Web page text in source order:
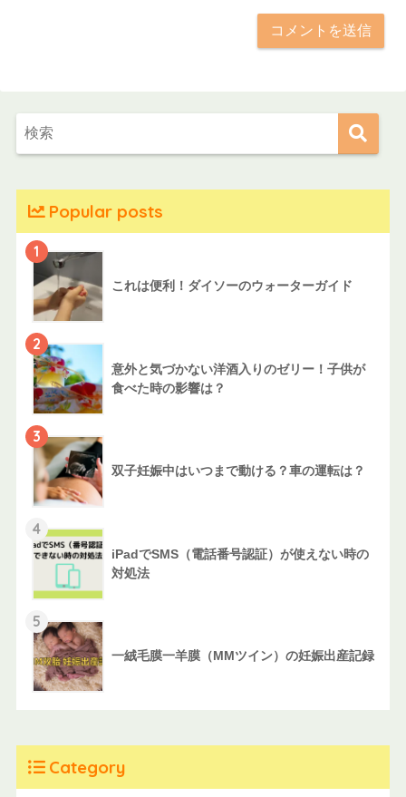
Popular posts
1
これは便利！ダイソーのウォーターガイド
2
意外と気づかない洋酒入りのゼリー！子供が
食べた時の影響は？
3
双子妊娠中はいつまで動ける？車の運転は？
4
iPadでSMS（電話番号認証）が使えない時の
対処法
5
一絨毛膜一羊膜（MMツイン）の妊娠出産記録
Category